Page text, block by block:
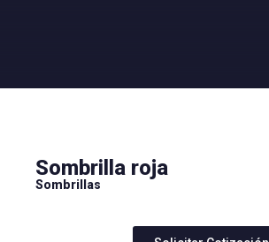
Sombrilla roja
Sombrillas